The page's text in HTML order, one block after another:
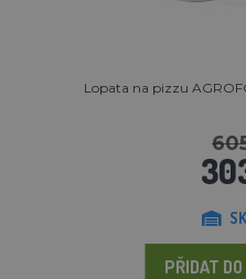
Lopata na pizzu
PŘIDAT